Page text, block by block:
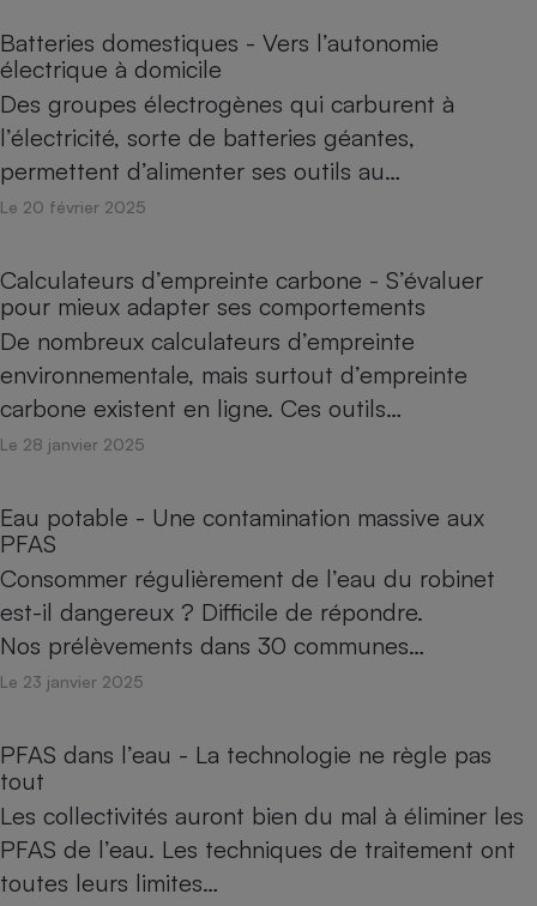
Batteries domestiques - Vers l’autonomie
électrique à domicile
Des groupes électrogènes qui carburent à
l’électricité, sorte de batteries géantes,
permettent d’alimenter ses outils au…
Le 20 février 2025
Calculateurs d’empreinte carbone - S’évaluer
pour mieux adapter ses comportements
De nombreux calculateurs d’empreinte
environnementale, mais surtout d’empreinte
carbone existent en ligne. Ces outils…
Le 28 janvier 2025
Eau potable - Une contamination massive aux
PFAS
Consommer régulièrement de l’eau du robinet
est-il dangereux ? Difficile de répondre.
Nos prélèvements dans 30 communes…
Le 23 janvier 2025
PFAS dans l’eau - La technologie ne règle pas
tout
Les collectivités auront bien du mal à éliminer les
PFAS de l’eau. Les techniques de traitement ont
toutes leurs limites…